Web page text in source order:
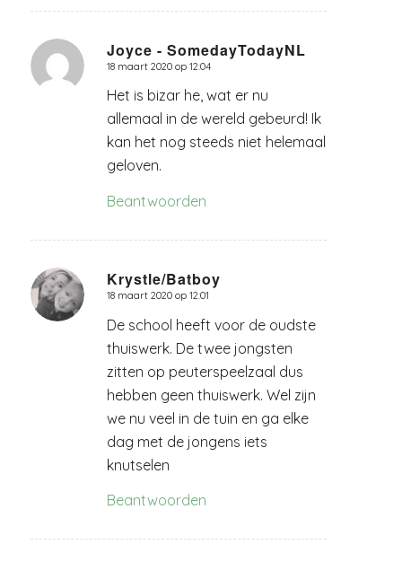
Joyce - SomedayTodayNL
zegt:
18 maart 2020 op 12:04
Het is bizar he, wat er nu
allemaal in de wereld gebeurd! Ik
kan het nog steeds niet helemaal
geloven.
Beantwoorden
Krystle/Batboy
zegt:
18 maart 2020 op 12:01
De school heeft voor de oudste
thuiswerk. De twee jongsten
zitten op peuterspeelzaal dus
hebben geen thuiswerk. Wel zijn
we nu veel in de tuin en ga elke
dag met de jongens iets
knutselen
Beantwoorden